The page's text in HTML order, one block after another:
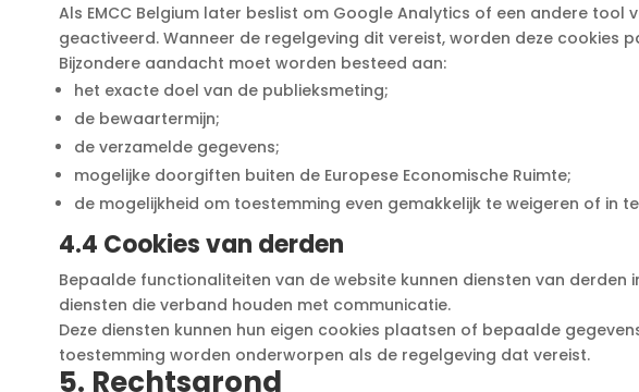
Als EMCC Belgium later beslist om Google Analytics of een andere
geactiveerd. Wanneer de regelgeving dit vereist, worden deze
Bijzondere aandacht moet worden besteed aan:
het exacte doel van de publieksmeting;
de bewaartermijn;
de verzamelde gegevens;
mogelijke doorgiften buiten de Europese Economische Ruimte;
de mogelijkheid om toestemming even gemakkelijk te weigeren of in
4.4 Cookies van derden
Bepaalde functionaliteiten van de website kunnen diensten van
diensten die verband houden met communicatie.
Deze diensten kunnen hun eigen cookies plaatsen of bepaalde
toestemming worden onderworpen als de regelgeving dat vereist.
5. Rechtsgrond